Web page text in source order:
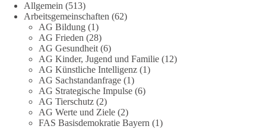
🟩🟩🟦🟦🟥🟥🟧🟧
Eine demokratische Gesellschaft lebt nicht davon, unbequeme
Fragen zu vermeiden. Sie lebt davon, Fragen offen zu stellen
und transparent zu beantworten.
dieBasis fordert deshalb weiterhin eine unabhängige,
vollständige und transparente Aufarbeitung der Corona-Politik.
Ohne Denkverbote, ohne Vorverurteilungen und ohne Tabus.
Allgemein (513)
Arbeitsgemeinschaften (62)
AG Bildung (1)
AG Frieden (28)
AG Gesundheit (6)
AG Kinder, Jugend und Familie (12)
AG Künstliche Intelligenz (1)
AG Sachstandanfrage (1)
AG Strategische Impulse (6)
AG Tierschutz (2)
AG Werte und Ziele (2)
FAS Basisdemokratie Bayern (1)